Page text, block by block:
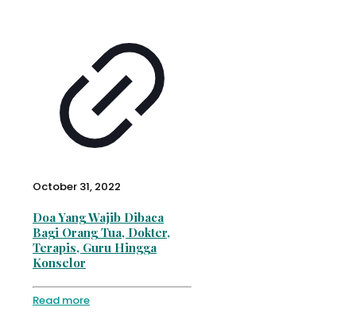
October 31, 2022
Doa Yang Wajib Dibaca
Bagi Orang Tua, Dokter,
Terapis, Guru Hingga
Konselor
Read more